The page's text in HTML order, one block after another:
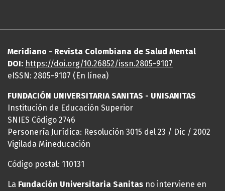
Meridiano - Revista Colombiana de Salud Mental
DOI: https://doi.org/10.26852/issn.2805-9107
eISSN: 2805-9107 (En línea)
FUNDACIÓN UNIVERSITARIA SANITAS - UNISANITAS
Institución de Educación Superior
SNIES Código 2746
Personería Jurídica: Resolución 3015 del 23 / Dic / 2002
Vigilada Mineducación
Código postal: 110131
La Fundación Universitaria Sanitas no interviene en